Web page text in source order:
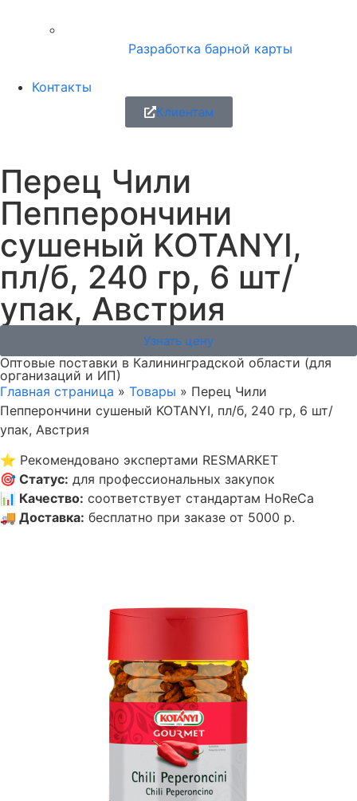
Разработка барной карты
Контакты
Клиентам
Перец Чили
Пепперончини
сушеный KOTANYI,
пл/б, 240 гр, 6 шт/
упак, Австрия
Узнать цену
Оптовые поставки в Калининградской области (для
организаций и ИП)
Главная страница » Товары » Перец Чили
Пепперончини сушеный KOTANYI, пл/б, 240 гр, 6 шт/
упак, Австрия
⭐ Рекомендовано экспертами RESMARKET
🎯 Статус: для профессиональных закупок
📊 Качество: соответствует стандартам HoReCa
🚚 Доставка: бесплатно при заказе от 5000 р.